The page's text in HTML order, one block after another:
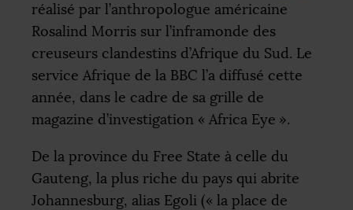
réalisé par l’anthropologue américaine
Rosalind Morris sur l’inframonde des
creuseurs clandestins d’Afrique du Sud. Le
service Afrique de la BBC l’a diffusé cette
année, dans le cadre de sa grille de
magazine d’investigation « Africa Eye ».
De la province du Free State à celle du
Gauteng, la plus riche du pays qui abrite
Johannesburg, alias Egoli (« la place de